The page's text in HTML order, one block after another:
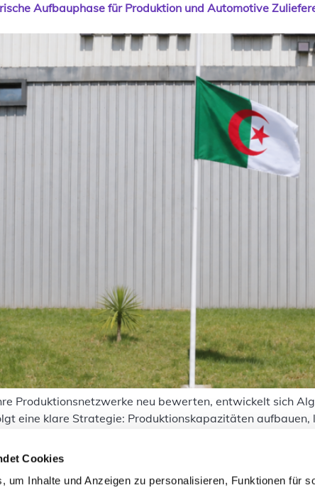
Cookies
um Inhalte und Anzeigen zu personalisieren, Funktionen für
Aufbauphase für Produktion und Automotive
Produktionsnetzwerke neu bewerten, entwickelt sich
eine klare Strategie: Produktionskapazitäten
ist eine lokale Wertschöpfung von über 30 % in der